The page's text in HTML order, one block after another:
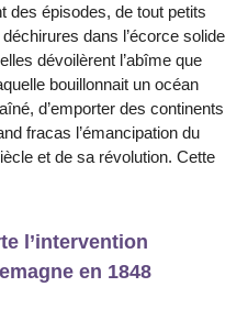
des épisodes, de tout petits
dans l’écorce solide
dévoilèrent l’abîme que
bouillonnait un océan
d’emporter des continents
fracas l’émancipation du
et de sa révolution. Cette
l’intervention
en 1848